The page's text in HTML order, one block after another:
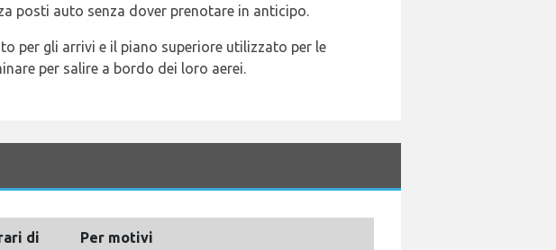
posti auto senza dover prenotare in anticipo.
per gli arrivi e il piano superiore utilizzato per le
per salire a bordo dei loro aerei.
di
Per motivi